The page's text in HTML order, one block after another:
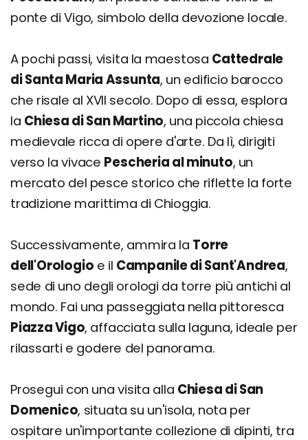
ponte di Vigo, simbolo della devozione locale.
A pochi passi, visita la maestosa Cattedrale
di Santa Maria Assunta, un edificio barocco
che risale al XVII secolo. Dopo di essa, esplora
la Chiesa di San Martino, una piccola chiesa
medievale ricca di opere d'arte. Da lì, dirigiti
verso la vivace Pescheria al minuto, un
mercato del pesce storico che riflette la forte
tradizione marittima di Chioggia.
Successivamente, ammira la Torre
dell'Orologio e il Campanile di Sant'Andrea,
sede di uno degli orologi da torre più antichi al
mondo. Fai una passeggiata nella pittoresca
Piazza Vigo, affacciata sulla laguna, ideale per
rilassarti e godere del panorama.
Prosegui con una visita alla Chiesa di San
Domenico, situata su un'isola, nota per
ospitare un'importante collezione di dipinti, tra